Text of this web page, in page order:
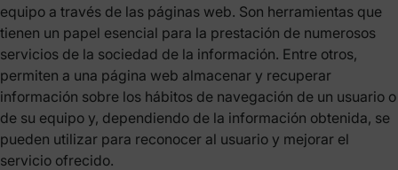
equipo a través de las páginas web. Son herramientas que
tienen un papel esencial para la prestación de numerosos
servicios de la sociedad de la información. Entre otros,
permiten a una página web almacenar y recuperar
información sobre los hábitos de navegación de un usuario o
de su equipo y, dependiendo de la información obtenida, se
pueden utilizar para reconocer al usuario y mejorar el
servicio ofrecido.